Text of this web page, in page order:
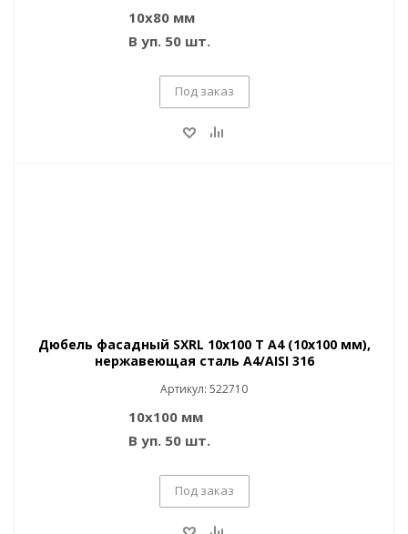
10x80 мм
В уп. 50 шт.
Под заказ
Дюбель фасадный SXRL 10x100 T A4 (10x100 мм),
нержавеющая сталь A4/AISI 316
Артикул: 522710
10х100 мм
В уп. 50 шт.
Под заказ